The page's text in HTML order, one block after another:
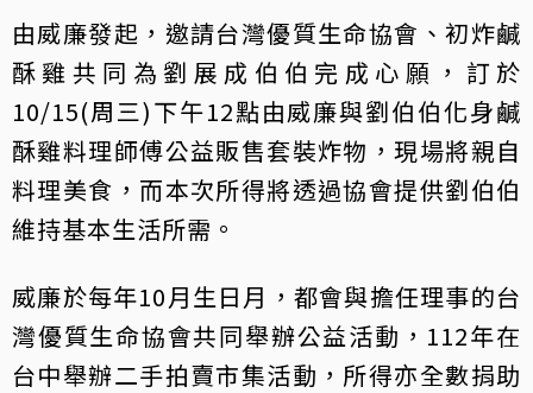
由威廉發起，邀請台灣優質生命協會、初炸鹹
酥雞共同為劉展成伯伯完成心願，訂於
10/15(周三)下午12點由威廉與劉伯伯化身鹹
酥雞料理師傅公益販售套裝炸物，現場將親自
料理美食，而本次所得將透過協會提供劉伯伯
維持基本生活所需。
威廉於每年10月生日月，都會與擔任理事的台
灣優質生命協會共同舉辦公益活動，112年在
台中舉辦二手拍賣市集活動，所得亦全數捐助